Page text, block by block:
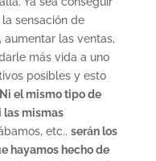
sensación de
aumentar las ventas,
más vida a uno
posibles y esto
Ni el mismo tipo de
las mismas
etc.. serán los
hayamos hecho de